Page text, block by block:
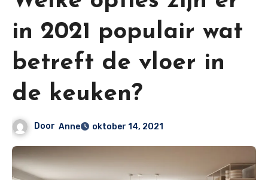
in 2021 populair wat
betreft de vloer in
de keuken?
Door Anne oktober 14, 2021